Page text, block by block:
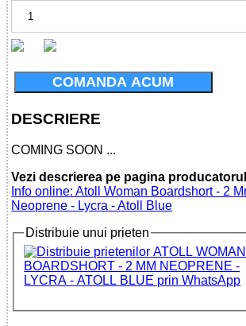
COMANDA ACUM
DESCRIERE
COMING SOON ...
Vezi descrierea pe pagina
Info online: Atoll Woman Boardshort - 2
Neoprene - Lycra - Atoll Blue
Distribuie unui prieten